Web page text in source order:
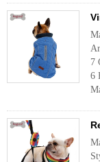
7
6